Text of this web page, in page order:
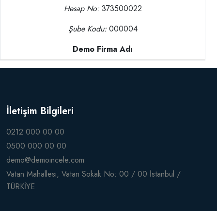
Hesap No:373500022
Şube Kodu:000004
Demo Firma Adı
İletişim Bilgileri
0212 000 00 00
0500 000 00 00
demo@demoincele.com
Vatan Mahallesi, Vatan Sokak No: 00 / 00 İstanbul /
TÜRKİYE